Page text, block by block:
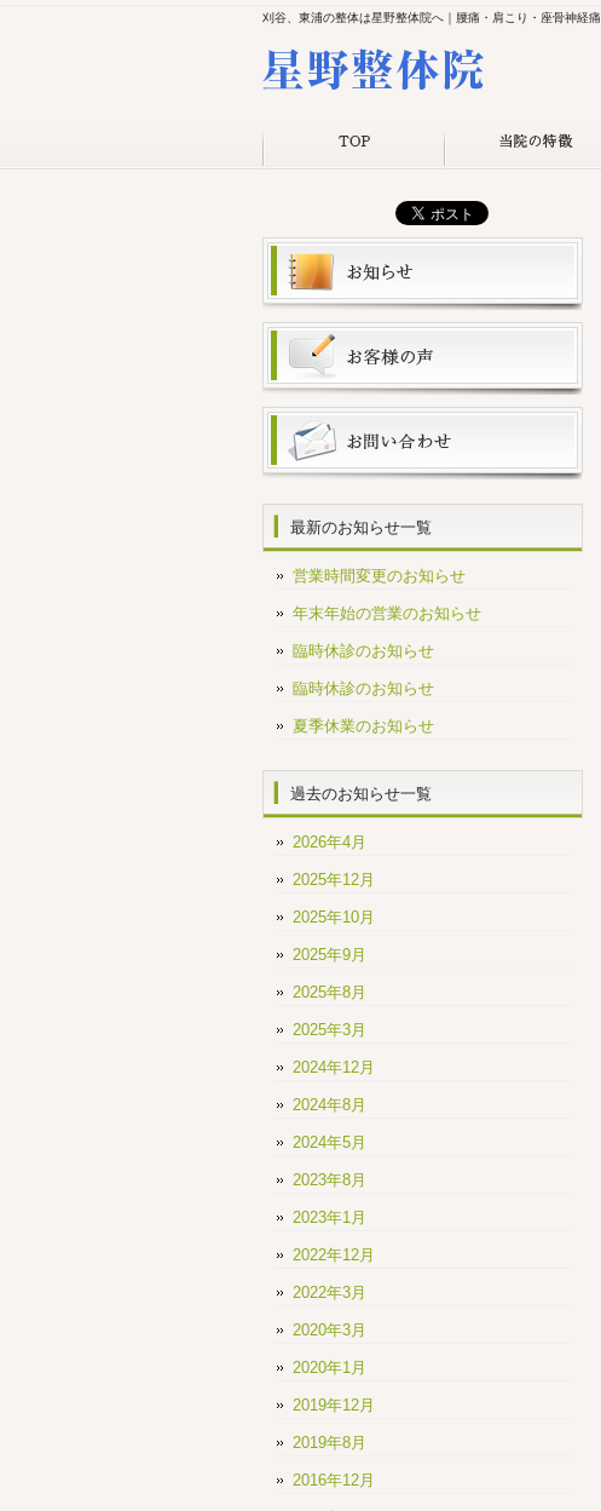
刈谷、東浦の整体は星野整体院へ｜腰痛・肩こり・座骨神経
最新のお知らせ一覧
営業時間変更のお知らせ
年末年始の営業のお知らせ
臨時休診のお知らせ
臨時休診のお知らせ
夏季休業のお知らせ
過去のお知らせ一覧
2026年4月
2025年12月
2025年10月
2025年9月
2025年8月
2025年3月
2024年12月
2024年8月
2024年5月
2023年8月
2023年1月
2022年12月
2022年3月
2020年3月
2020年1月
2019年12月
2019年8月
2016年12月